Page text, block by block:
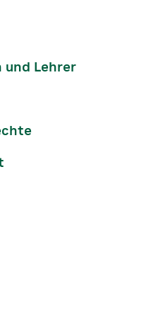
und Lehrer